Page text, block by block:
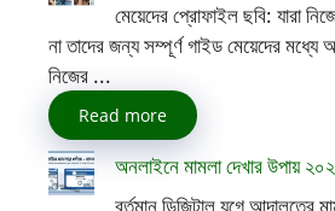
মেয়েদের প্রোফাইল ছবি: যারা
না তাদের জন্য সম্পূর্ণ গাইড মেয়েদের মধ্যে
নিজের ...
Read more
অনলাইনে মামলা দেখার উপায়